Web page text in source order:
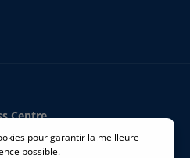
Centre
pour garantir la meilleure
possible.